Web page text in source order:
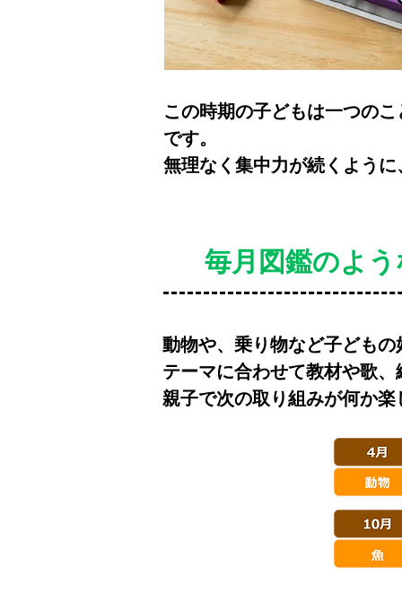
この時期の子どもは一つの
です。
無理なく集中力が続くように
毎月図鑑のよ
動物や、乗り物など子どもの
テーマに合わせて教材や歌
親子で次の取り組みが何か